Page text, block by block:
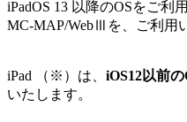
iPadOS 13 以降のOSをご利
MC-MAP/WebⅢを、ご利用
iPad （※）は、 iOS12以前の
いたします。